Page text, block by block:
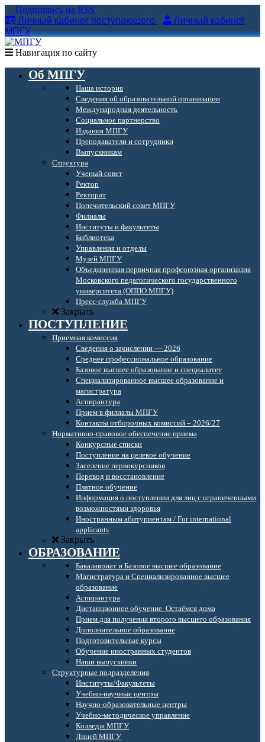
Подпишись на RSS
Личный кабинет поступающего
Личный кабинет
МПГУ
Навигация по сайту
Об МПГУ
Наша история
Сведения об образовательной организации
Международная деятельность
Социальное партнерство
Издания МПГУ
Преподаватели и сотрудники
Выпускникам
Структура
Ученый совет
Ректор
Ректорат
Попечительский совет МПГУ
Филиалы
Институты и факультеты
Библиотека
Управления и отделы
Музей МПГУ
Объединенная первичная профсоюзная организация
Московского педагогического государственного
университета (ОППО МПГУ)
Пресс-служба МПГУ
Закрыть
ПОСТУПЛЕНИЕ
Приемная комиссия
Сведения о зачислении — 2026
Среднее профессиональное образование
Базовое высшее образование и специалитет
Специализированное высшее образование и
магистратура
Аспирантура
Прием в филиалы МПГУ
Контакты отборочных комиссий – 2026/27
Нормативно-правовое обеспечение приема
Конкурсные списки
Поступление на целевое обучение
Заселение первокурсников
Перевод и восстановление
Платное обучение
Информация о поступлении для лиц с ограниченными
возможностями здоровья
Иностранным абитуриентам / For international
applicants
Закрыть
ОБРАЗОВАНИЕ
Бакалавриат и Базовое высшее образование
Магистратура и Специализированное высшее
образование
Аспирантура
Дистанционное обучение. Остаёмся дома
Прием для получения второго высшего образования
Дополнительное образование
Подготовительные курсы
Обучение иностранных студентов
Наши выпускники
Структурные подразделения
Институты/Факультеты
Учебно-научные центры
Научно-образовательные центры
Учебно-методическое управление
Колледж МПГУ
Лицей МПГУ